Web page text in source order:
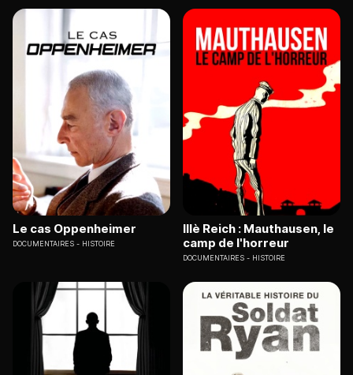
Le cas Oppenheimer
DOCUMENTAIRES HISTOIRE
IIIè Reich : Mauthausen, le
camp de l'horreur
DOCUMENTAIRES HISTOIRE